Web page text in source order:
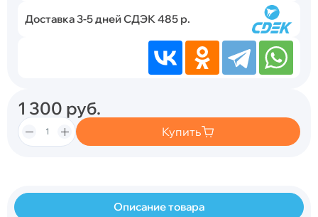
Доставка 3-5 дней СДЭК 485 р.
1 300 руб.
Купить
Описание товара